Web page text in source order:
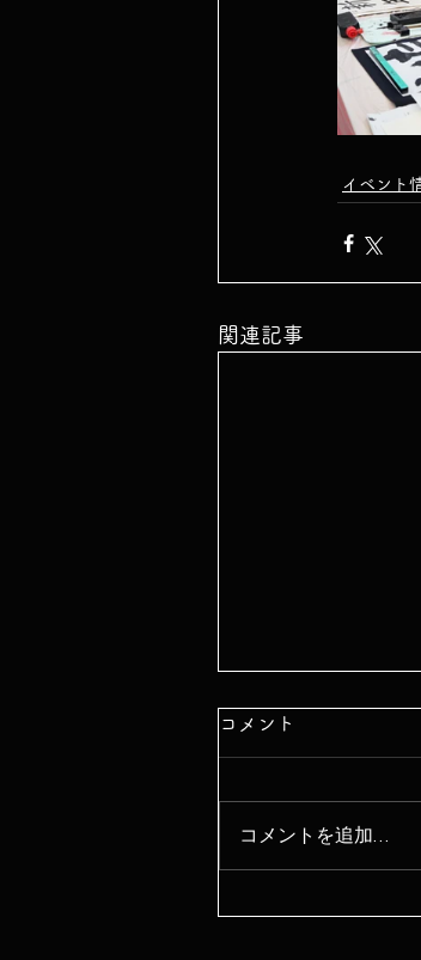
イベント
関連記事
2024年1月2日
コメント
コメントを追加…